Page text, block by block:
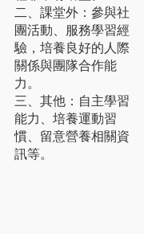
二、課堂外：參與社
團活動、服務學習經
驗，培養良好的人際
關係與團隊合作能
力。
三、其他：自主學習
能力、培養運動習
慣、留意營養相關資
訊等。